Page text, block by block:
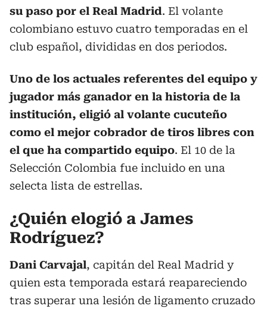
su paso por el Real Madrid. El volante
colombiano estuvo cuatro temporadas en el
club español, divididas en dos periodos.
Uno de los actuales referentes del equipo y
jugador más ganador en la historia de la
institución, eligió al volante cucuteño
como el mejor cobrador de tiros libres con
el que ha compartido equipo. El 10 de la
Selección Colombia fue incluido en una
selecta lista de estrellas.
¿Quién elogió a James
Rodríguez?
Dani Carvajal, capitán del Real Madrid y
quien esta temporada estará reapareciendo
tras superar una lesión de ligamento cruzado